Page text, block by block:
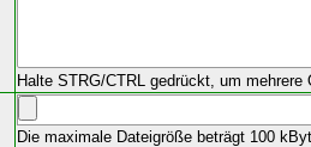
Halte STRG/CTRL gedrückt, um mehrere
Die maximale Dateigröße beträgt 100